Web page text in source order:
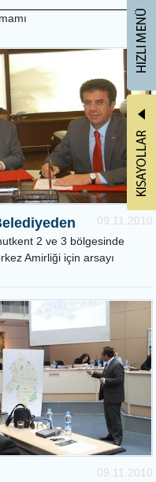
09.11.2010
2 ve 3 bölgesinde
Amirliği için arsayı
09.11.2010